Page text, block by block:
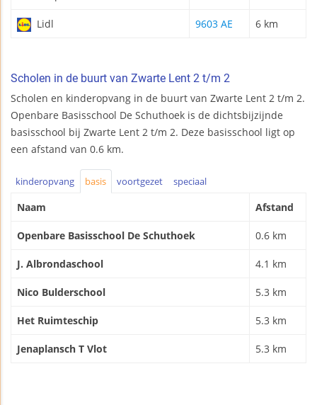
Lidl 9603 AE 6 km
Scholen in de buurt van Zwarte Lent 2 t/m 2
Scholen en kinderopvang in de buurt van Zwarte Lent 2 t/m 2.
Openbare Basisschool De Schuthoek is de dichtsbijzijnde
basisschool bij Zwarte Lent 2 t/m 2. Deze basisschool ligt op
een afstand van 0.6 km.
kinderopvang basis voortgezet speciaal
Naam Afstand
Openbare Basisschool De Schuthoek 0.6 km
J. Albrondaschool 4.1 km
Nico Bulderschool 5.3 km
Het Ruimteschip 5.3 km
Jenaplansch T Vlot 5.3 km